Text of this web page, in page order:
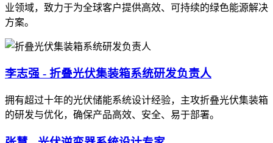
业领域，致力于为全球客户提供高效、可持续的绿色能源解决
方案。
李志强 - 折叠光伏集装箱系统研发负责人
拥有超过十年的光伏储能系统设计经验，主攻折叠光伏集装箱
的研发与优化，确保产品高效、安全、易于部署。